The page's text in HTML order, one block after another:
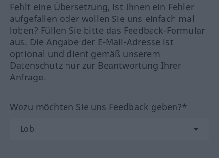
Fehlt eine Übersetzung, ist Ihnen ein Fehler
aufgefallen oder wollen Sie uns einfach mal
loben? Füllen Sie bitte das Feedback-Formular
aus. Die Angabe der E-Mail-Adresse ist
optional und dient gemäß unserem
Datenschutz nur zur Beantwortung Ihrer
Anfrage.
Wozu möchten Sie uns Feedback geben?*